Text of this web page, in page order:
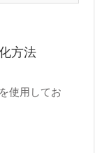
方法
使用してお